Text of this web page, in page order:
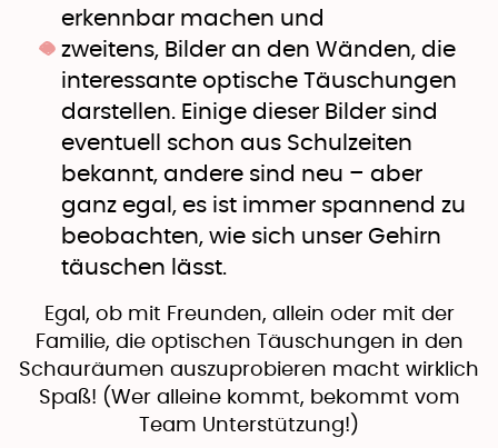
erkennbar machen und
zweitens, Bilder an den Wänden, die
interessante optische Täuschungen
darstellen. Einige dieser Bilder sind
eventuell schon aus Schulzeiten
bekannt, andere sind neu – aber
ganz egal, es ist immer spannend zu
beobachten, wie sich unser Gehirn
täuschen lässt.
Egal, ob mit Freunden, allein oder mit der
Familie, die optischen Täuschungen in den
Schauräumen auszuprobieren macht wirklich
Spaß! (Wer alleine kommt, bekommt vom
Team Unterstützung!)